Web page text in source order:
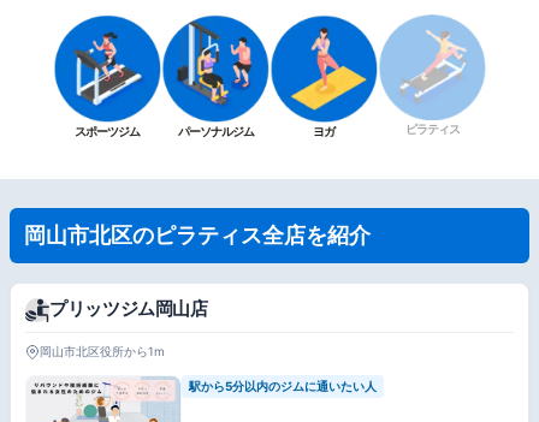
スポーツジム パーソナルジム ヨガ ピラティス
岡山市北区のピラティス全店を紹介
プリッツジム岡山店
岡山市北区役所から1m
駅から5分以内のジムに通いたい人